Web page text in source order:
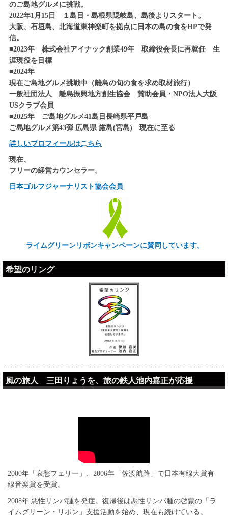
のご島地グルメに挑戦。
2022年1月15日 １島目・島根県隠岐島、島後よりスタート。
大阪、石垣島、北海道東神楽町を拠点に日本の島の食をHPで発
信。
■2023年 株式会社アイナック創業49年 取締役会長に再就任 生
涯現役を目標
■2024年
現在ご島地グルメ挑戦中（離島の旬の食を求め取材旅行）
一般社団法人 離島振興地方創生協会 賛助会員・NPO法人大阪
USクラブ会員
■2025年 ご島地グルメ41島目長崎県平戸島
ご島地グルメ第43弾 広島県 厳島(宮島) 現在に至る
詳しいプロフィールはこちら
現在、
フリーの経営カウンセラー。
日本ゴルフジャーナリスト協会会員
ライムグリーンリボンキャンペーンに賛同しています。
希望のリング
風の旅人 三田りょうを、旅の鉄人池内嘉正が応援
2000年「哀愁フェリー」、2006年「佐渡航路」で日本有線大賞有
線音楽賞を受賞。
2008年 悪性リンパ腫を発症。復帰後は悪性リンパ腫の啓蒙の「ラ
イムグリーン・リボン」支援活動を始め、現在も続けている。